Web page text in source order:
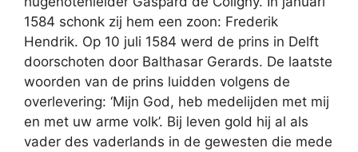
1584 schonk zij hem een zoon: Frederik
Hendrik. Op 10 juli 1584 werd de prins in Delft
doorschoten door Balthasar Gerards. De laatste
woorden van de prins luidden volgens de
overlevering: ‘Mijn God, heb medelijden met mij
en met uw arme volk’. Bij leven gold hij al als
vader des vaderlands in de gewesten die mede